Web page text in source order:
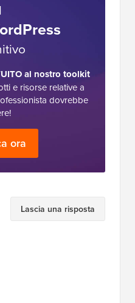
al nostro toolkit
e risorse relative a
dovrebbe
ora
Lascia una risposta